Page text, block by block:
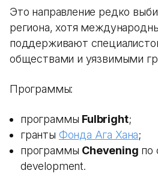
Это направление редко
региона, хотя
поддерживают
обществами и уязвимыми
Программы:
программы Fulbright;
гранты Фонда Ага Хана;
программы Chevening по
development.